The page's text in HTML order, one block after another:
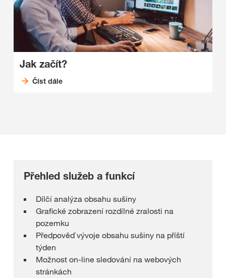
Jak začít?
Číst dále
Přehled služeb a funkcí
Dílčí analýza obsahu sušiny
Grafické zobrazení rozdílné zralosti na
pozemku
Předpověď vývoje obsahu sušiny na příští
týden
Možnost on-line sledování na webových
stránkách